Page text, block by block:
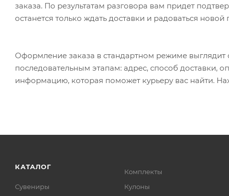
заказа. По результатам разговора вам придет
останется только ждать доставки и радоваться новой
Оформление заказа в стандартном режиме
последовательным этапам: адрес, способ доставки,
информацию, которая поможет курьеру вас найти.
КАТАЛОГ
Сувениры
Комплекты
Кулоны